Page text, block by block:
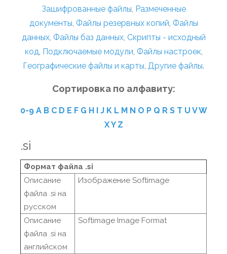
Зашифрованные файлы, Размеченные
документы, Файлы резервных копий, Файлы
данных, Файлы баз данных, Скрипты - исходный
код, Подключаемые модули, Файлы настроек,
Географические файлы и карты, Другие файлы.
Сортировка по алфавиту:
0-9 A B C D E F G H I J K L M N O P Q R S T U VW
XY Z
.si
Формат файла .si
Описание
файла .si на
русском
Изображение Softimage
Описание
файла .si на
английском
Softimage Image Format